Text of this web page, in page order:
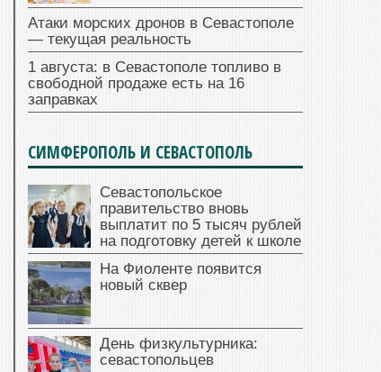
Атаки морских дронов в Севастополе
— текущая реальность
1 августа: в Севастополе топливо в
свободной продаже есть на 16
заправках
СИМФЕРОПОЛЬ И СЕВАСТОПОЛЬ
Севастопольское
правительство вновь
выплатит по 5 тысяч рублей
на подготовку детей к школе
На Фиоленте появится
новый сквер
День физкультурника:
севастопольцев